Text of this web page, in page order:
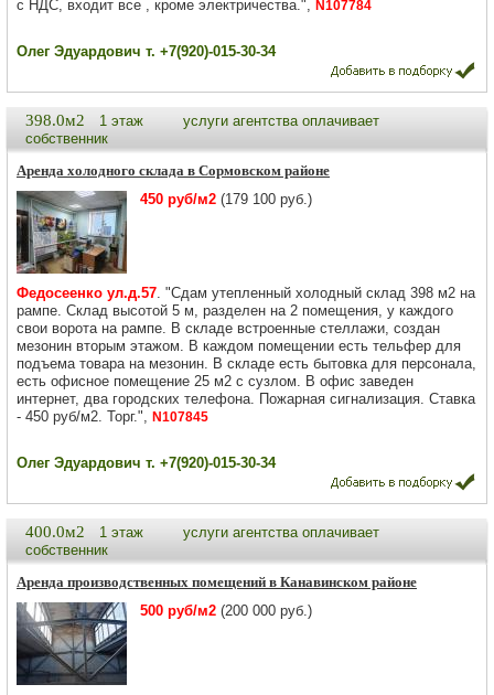
с НДС, входит все , кроме электричества.", N107784
Олег Эдуардович т. +7(920)-015-30-34
398.0м2 1 этаж
услуги агентства оплачивает
собственник
Аренда холодного склада в Сормовском районе
450 руб/м2 (179 100 руб.)
Федосеенко ул.д.57. "Сдам утепленный холодный склад 398 м2 на
рампе. Склад высотой 5 м, разделен на 2 помещения, у каждого
свои ворота на рампе. В складе встроенные стеллажи, создан
мезонин вторым этажом. В каждом помещении есть тельфер для
подъема товара на мезонин. В складе есть бытовка для персонала,
есть офисное помещение 25 м2 с сузлом. В офис заведен
интернет, два городских телефона. Пожарная сигнализация. Ставка
- 450 руб/м2. Торг.", N107845
Олег Эдуардович т. +7(920)-015-30-34
400.0м2 1 этаж
услуги агентства оплачивает
собственник
Аренда производственных помещений в Канавинском районе
500 руб/м2 (200 000 руб.)